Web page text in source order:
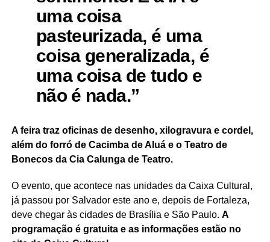
uma coisa
pasteurizada, é uma
coisa generalizada, é
uma coisa de tudo e
não é nada.”
A feira traz oficinas de desenho, xilogravura e cordel,
além do forró de Cacimba de Aluá e o Teatro de
Bonecos da Cia Calunga de Teatro.
O evento, que acontece nas unidades da Caixa Cultural,
já passou por Salvador este ano e, depois de Fortaleza,
deve chegar às cidades de Brasília e São Paulo. A
programação é gratuita e as informações estão no